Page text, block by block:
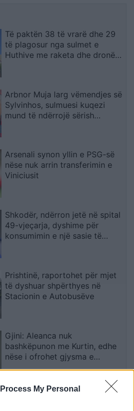
My Personal
Të paktën 38 të vrarë dhe 29
të plagosur nga sulmet e
Huthive me raketa dhe dronë
Arbnor Muja larg vëmendjes së
Sylvinhos, sulmuesi kuqezi
mund të ndërrojë sërish
Arsenali synon yllin e PSG-së
nëse nuk arrin transferimin e
Viniciusit
Shkodër, ndërron jetë në spital
49-vjeçarja, dyshime për
konsumimin e një sasie të
Prishtinë, raportohet për mjet
të dyshuar shpërthyes në
Stacionin e Autobusëve
Gjini: Aleanca nuk
bashkëpunon me Kurtin, edhe
nëse i ofrohet gjysma e
qeverisë
Dibrani pret zyrtarë të FBI-së,